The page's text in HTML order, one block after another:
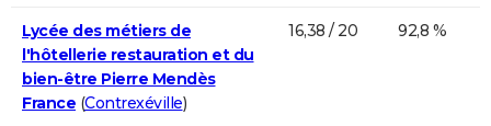
Lycée des métiers de
l'hôtellerie restauration et du
bien-être Pierre Mendès
France (Contrexéville)
16,38 / 20 92,8 %